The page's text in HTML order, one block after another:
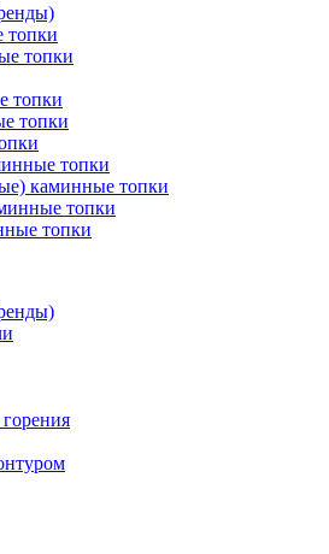
топки
топки
топки
топки
топки
каминные топки
топки
топки